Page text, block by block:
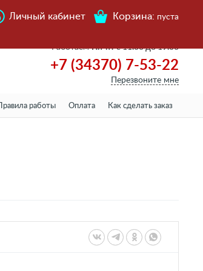
Личный кабинет Корзина: пуста
РаботаемПн-пт с 11.00 до 19.00
+7 (34370) 7-53-22
Перезвоните мне
Правила работы Оплата Как сделать заказ